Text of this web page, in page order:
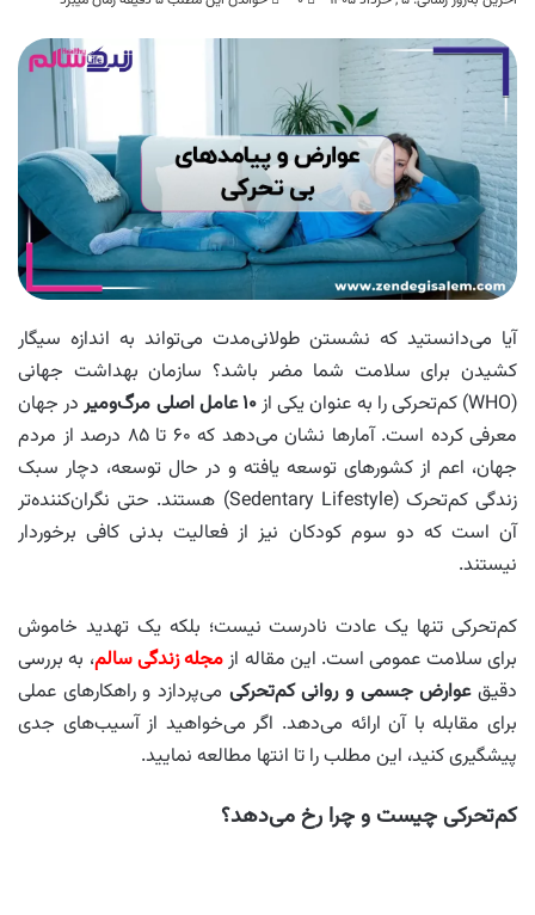
آیا می‌دانستید که نشستن طولانی‌مدت می‌تواند به اندازه سیگار
کشیدن برای سلامت شما مضر باشد؟ سازمان بهداشت جهانی
(WHO) کم‌تحرکی را به عنوان یکی از
۱۰ عامل اصلی مرگ‌ومیر
در جهان
معرفی کرده است. آمارها نشان می‌دهد که ۶۰ تا ۸۵ درصد از مردم
جهان، اعم از کشورهای توسعه‌ یافته و در حال توسعه، دچار سبک
زندگی کم‌تحرک (Sedentary Lifestyle) هستند. حتی نگران‌کننده‌تر
آن است که دو سوم کودکان نیز از فعالیت بدنی کافی برخوردار
نیستند.
کم‌تحرکی تنها یک عادت نادرست نیست؛ بلکه یک تهدید خاموش
برای سلامت عمومی است. این مقاله ازمجله زندگی سالم، به بررسی
دقیقعوارض جسمی و روانی کم‌تحرکی می‌پردازد و راهکارهای عملی
برای مقابله با آن ارائه می‌دهد. اگر می‌خواهید از آسیب‌های جدی
پیشگیری کنید، این مطلب را تا انتها مطالعه نمایید.
کم‌تحرکی چیست و چرا رخ می‌دهد؟